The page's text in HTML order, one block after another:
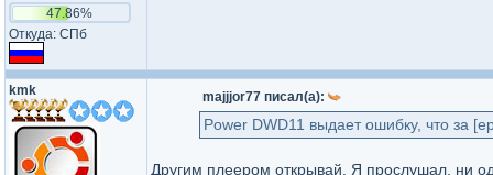
47.86%
Откуда: СПб
kmk majjjor77 писал(а):
Power DWD11 выдает ошибку, что за
Другим плеером открывай. Я прослушал, ни